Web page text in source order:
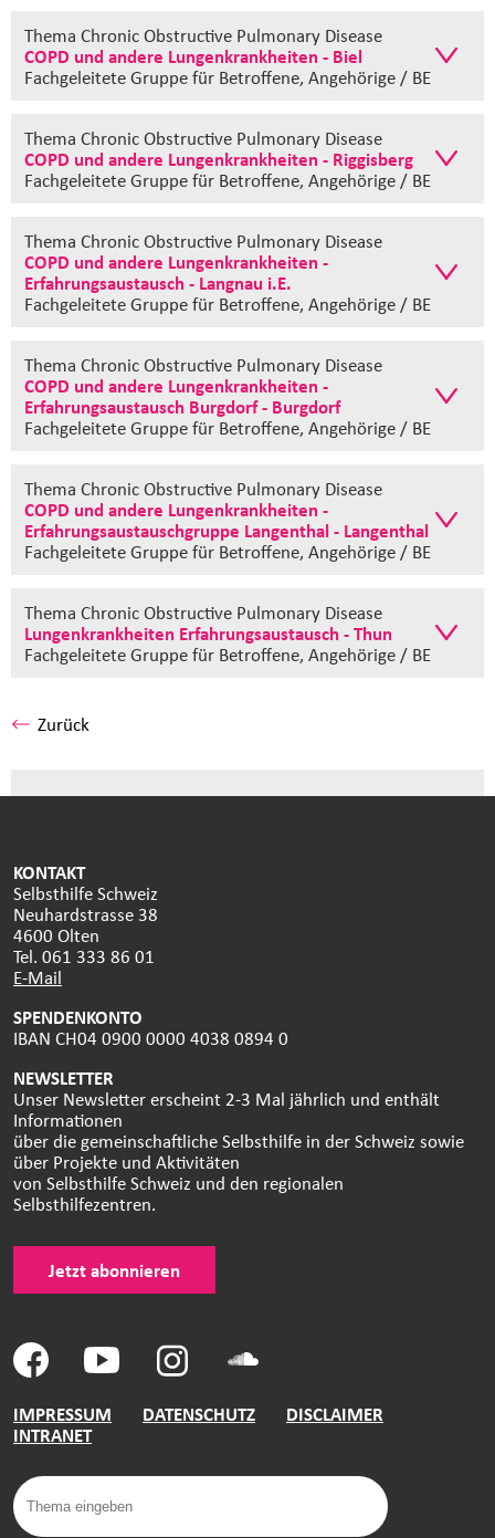
Thema Chronic Obstructive Pulmonary Disease
COPD und andere Lungenkrankheiten - Biel
Fachgeleitete Gruppefür Betroffene, Angehörige / BE
Thema Chronic Obstructive Pulmonary Disease
COPD und andere Lungenkrankheiten - Riggisberg
Fachgeleitete Gruppefür Betroffene, Angehörige / BE
Thema Chronic Obstructive Pulmonary Disease
COPD und andere Lungenkrankheiten -
Erfahrungsaustausch - Langnau i.E.
Fachgeleitete Gruppefür Betroffene, Angehörige / BE
Thema Chronic Obstructive Pulmonary Disease
COPD und andere Lungenkrankheiten -
Erfahrungsaustausch Burgdorf - Burgdorf
Fachgeleitete Gruppefür Betroffene, Angehörige / BE
Thema Chronic Obstructive Pulmonary Disease
COPD und andere Lungenkrankheiten -
Erfahrungsaustauschgruppe Langenthal - Langenthal
Fachgeleitete Gruppefür Betroffene, Angehörige / BE
Thema Chronic Obstructive Pulmonary Disease
Lungenkrankheiten Erfahrungsaustausch - Thun
Fachgeleitete Gruppefür Betroffene, Angehörige / BE
Zurück
KONTAKT
Selbsthilfe Schweiz
Neuhardstrasse 38
4600 Olten
Tel. 061 333 86 01
E-Mail
SPENDENKONTO
IBAN CH04 0900 0000 4038 0894 0
NEWSLETTER
Unser Newsletter erscheint 2-3 Mal jährlich und enthält
Informationen
über die gemeinschaftliche Selbsthilfe in der Schweiz sowie
über Projekte und Aktivitäten
von Selbsthilfe Schweiz und den regionalen
Selbsthilfezentren.
Jetzt abonnieren
IMPRESSUM DATENSCHUTZ
DISCLAIMER
INTRANET